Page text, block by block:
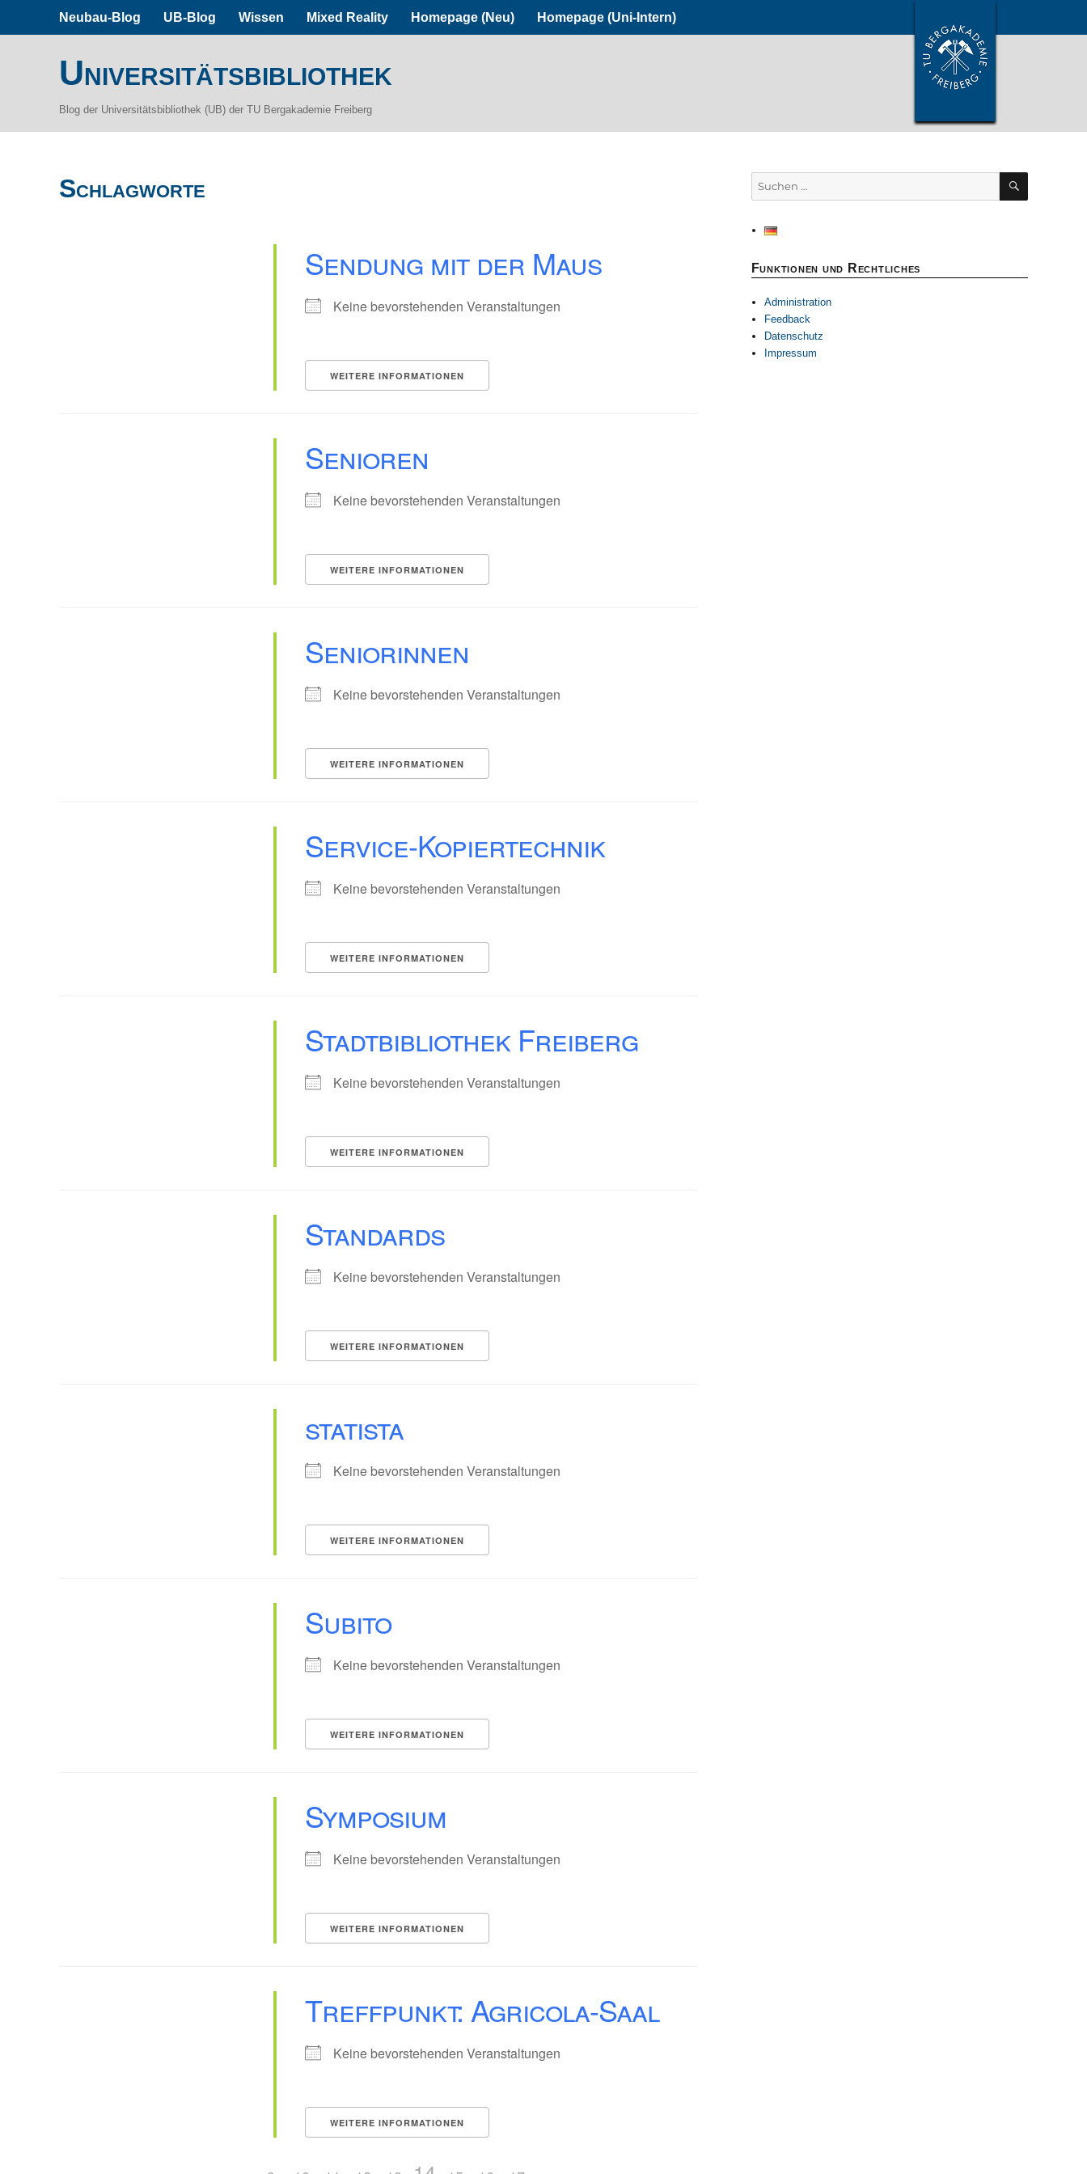
Neubau-Blog UB-Blog Wissen Mixed Reality Homepage (Neu) Homepage (Uni-Intern)
Universitätsbibliothek
Blog der Universitätsbibliothek (UB) der TU Bergakademie Freiberg
Schlagworte
Sendung mit der Maus
Keine bevorstehenden Veranstaltungen
WEITERE INFORMATIONEN
Senioren
Keine bevorstehenden Veranstaltungen
WEITERE INFORMATIONEN
Seniorinnen
Keine bevorstehenden Veranstaltungen
WEITERE INFORMATIONEN
Service-Kopiertechnik
Keine bevorstehenden Veranstaltungen
WEITERE INFORMATIONEN
Stadtbibliothek Freiberg
Keine bevorstehenden Veranstaltungen
WEITERE INFORMATIONEN
Standards
Keine bevorstehenden Veranstaltungen
WEITERE INFORMATIONEN
statista
Keine bevorstehenden Veranstaltungen
WEITERE INFORMATIONEN
Subito
Keine bevorstehenden Veranstaltungen
WEITERE INFORMATIONEN
Symposium
Keine bevorstehenden Veranstaltungen
WEITERE INFORMATIONEN
Treffpunkt: Agricola-Saal
Keine bevorstehenden Veranstaltungen
WEITERE INFORMATIONEN
Suchen
nach:
SUCHEN
Funktionen und Rechtliches
Administration
Feedback
Datenschutz
Impressum